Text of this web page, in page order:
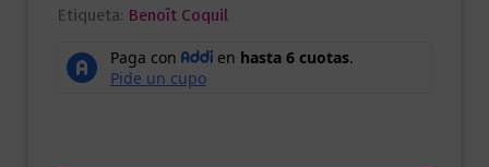
Etiqueta: Benoît Coquil